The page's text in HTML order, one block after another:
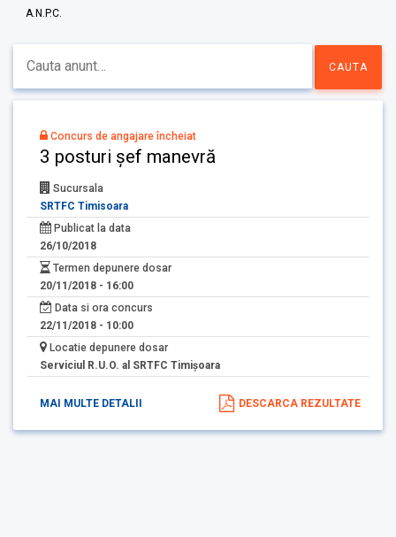
A.N.P.C.
Concurs de angajare încheiat
3 posturi șef manevră
Sucursala
SRTFC Timisoara
Publicat la data
26/10/2018
Termen depunere dosar
20/11/2018 - 16:00
Data si ora concurs
22/11/2018 - 10:00
Locatie depunere dosar
Serviciul R.U.O. al SRTFC Timişoara
MAI MULTE DETALII DESCARCA REZULTATE